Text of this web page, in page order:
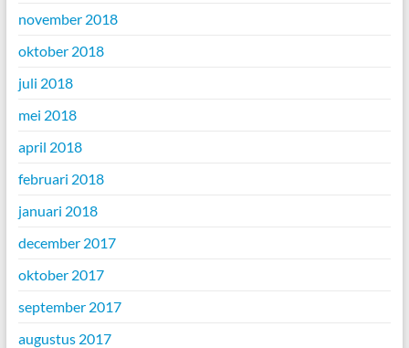
november 2018
oktober 2018
juli 2018
mei 2018
april 2018
februari 2018
januari 2018
december 2017
oktober 2017
september 2017
augustus 2017